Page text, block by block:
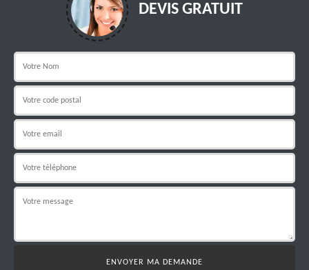
DEVIS GRATUIT